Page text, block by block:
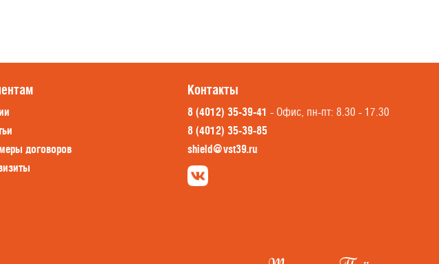
договоров
Контакты
8 (4012) 35-39-41 - Офис, пн-пт: 8.30 - 17.30
8 (4012) 35-39-85
shield@vst39.ru